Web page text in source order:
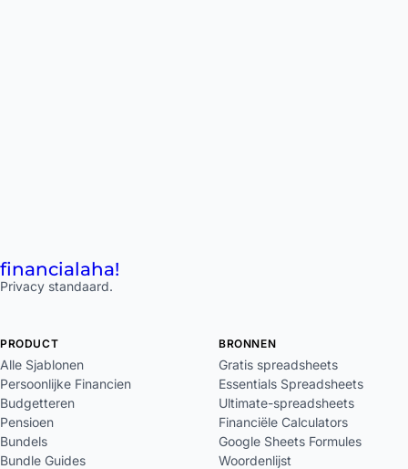
financialaha!
Privacy standaard.
PRODUCT
Alle Sjablonen
Persoonlijke Financien
Budgetteren
Pensioen
Bundels
Bundle Guides
BRONNEN
Gratis spreadsheets
Essentials Spreadsheets
Ultimate-spreadsheets
Financiële Calculators
Google Sheets Formules
Woordenlijst